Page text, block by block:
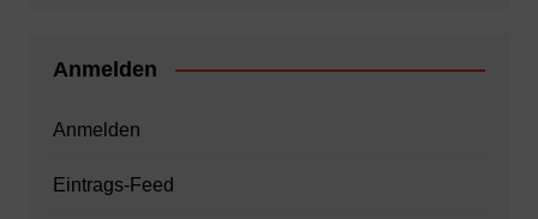
Anmelden
Anmelden
Eintrags-Feed